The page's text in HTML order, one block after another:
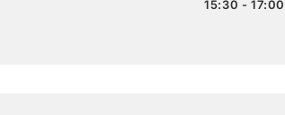
15:30 - 17:00